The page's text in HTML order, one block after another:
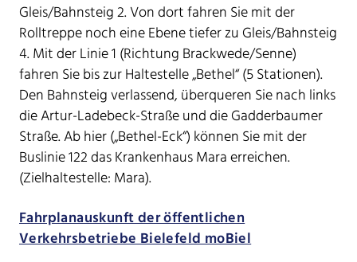
Gleis/Bahnsteig 2. Von dort fahren Sie mit der
Rolltreppe noch eine Ebene tiefer zu Gleis/Bahnsteig
4. Mit der Linie 1 (Richtung Brackwede/Senne)
fahren Sie bis zur Haltestelle „Bethel“ (5 Stationen).
Den Bahnsteig verlassend, überqueren Sie nach links
die Artur-Ladebeck-Straße und die Gadderbaumer
Straße. Ab hier („Bethel-Eck“) können Sie mit der
Buslinie 122 das Krankenhaus Mara erreichen.
(Zielhaltestelle: Mara).
Fahrplanauskunft der öffentlichen
Verkehrsbetriebe Bielefeld moBiel